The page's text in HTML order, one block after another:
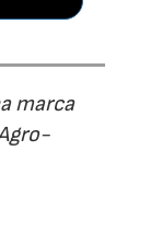
marca